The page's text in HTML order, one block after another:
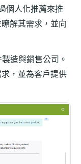
個人化推薦來推
解其需求，並向
造與銷售公司。
，並為客戶提供